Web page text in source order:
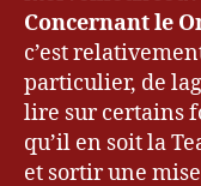
Concernant le
c’est
particulier, de
lire sur certains
qu’il en soit la
et sortir une